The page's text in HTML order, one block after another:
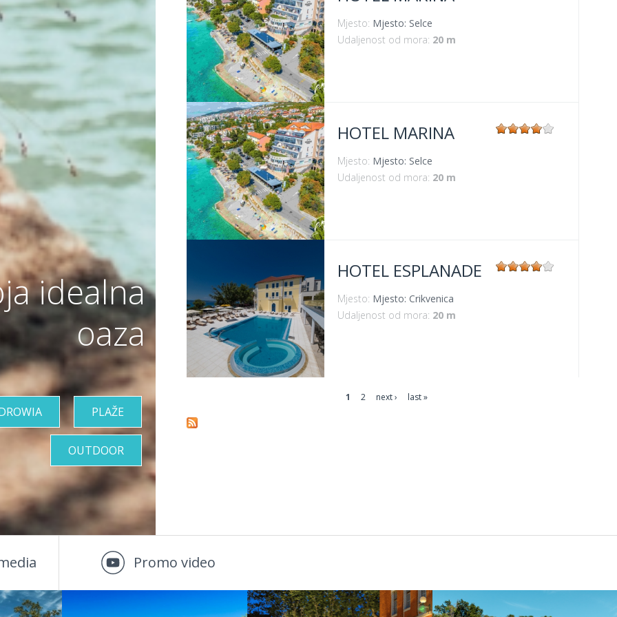
VIŠE INFORMACIJA
Mjesto: Mjesto: Selce
Udaljenost od mora: 20 m
VIŠE INFORMACIJA
HOTEL MARINA
Mjesto: Mjesto: Selce
Udaljenost od mora: 20 m
VIŠE INFORMACIJA
HOTEL ESPLANADE
Mjesto: Mjesto: Crikvenica
Udaljenost od mora: 20 m
1 2 next › last »
idealna
oaza
PLAŽE
OUTDOOR
Promo video